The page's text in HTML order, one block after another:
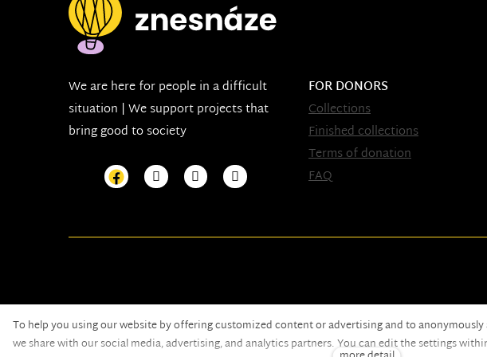
We are here for people in a difficult
situation | We support projects that
bring good to society
FOR DONORS
Collections
Finished collections
Terms of donation
FAQ
Nadační fond pomoci© 2020 — the web is running onsolidpixels.
To help you using our website by offering customized content or advertising and to
we share with our social media, advertising, and analytics partners. You can edit the settings